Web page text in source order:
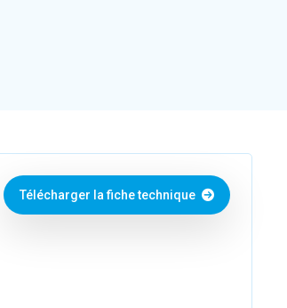
Télécharger la fiche technique